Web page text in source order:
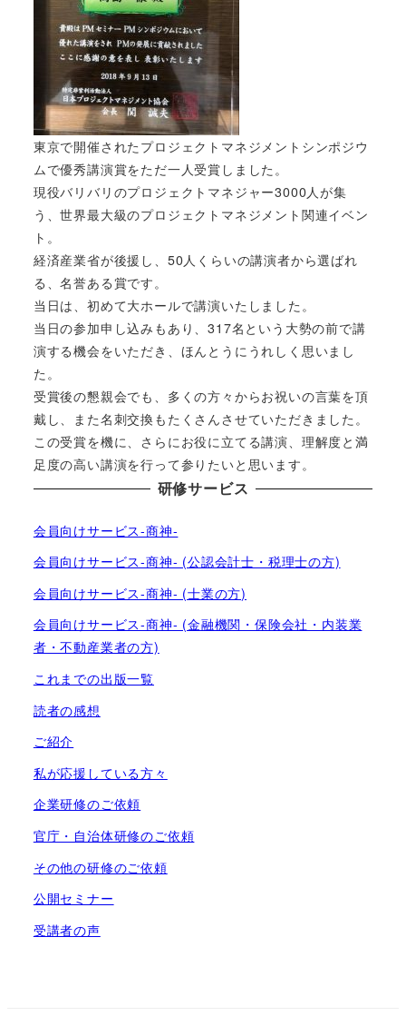
東京で開催されたプロジェクトマネジメントシンポジウ
ムで優秀講演賞をただ一人受賞しました。
現役バリバリのプロジェクトマネジャー3000人が集
う、世界最大級のプロジェクトマネジメント関連イベン
ト。
経済産業省が後援し、50人くらいの講演者から選ばれ
る、名誉ある賞です。
当日は、初めて大ホールで講演いたしました。
当日の参加申し込みもあり、317名という大勢の前で講
演する機会をいただき、ほんとうにうれしく思いまし
た。
受賞後の懇親会でも、多くの方々からお祝いの言葉を頂
戴し、また名刺交換もたくさんさせていただきました。
この受賞を機に、さらにお役に立てる講演、理解度と満
足度の高い講演を行って参りたいと思います。
研修サービス
会員向けサービス-商神-
会員向けサービス-商神- (公認会計士・税理士の方)
会員向けサービス-商神- (士業の方)
会員向けサービス-商神- (金融機関・保険会社・内装業
者・不動産業者の方)
これまでの出版一覧
読者の感想
ご紹介
私が応援している方々
企業研修のご依頼
官庁・自治体研修のご依頼
その他の研修のご依頼
公開セミナー
受講者の声